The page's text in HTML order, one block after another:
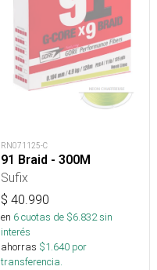
RN071125-C
91 Braid - 300M
Sufix
$ 40.990
en 6cuotas de $6.832sin
interés
ahorras $1.640 por
transferencia.